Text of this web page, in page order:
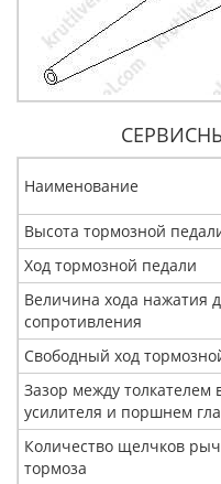
Наименование
Высота тормозной
Ход тормозной педали
Величина хода нажатия
сопротивления
Свободный ход
Зазор между толкателем
усилителя и поршнем
Количество щелчков
тормоза